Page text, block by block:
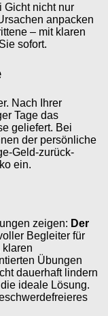
Gicht nicht nur
anpacken
– mit klaren
sofort.
Nach Ihrer
Tage das
geliefert. Bei
der persönliche
Geld-zurück-
ein.
zeigen: Der
Begleiter für
klaren
Übungen
dauerhaft lindern
ideale Lösung.